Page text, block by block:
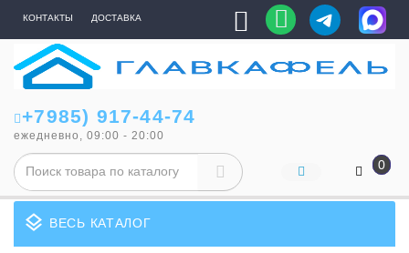
КОНТАКТЫ ДОСТАВКА
+7985) 917-44-74
ежедневно, 09:00 - 20:00
0
layers ВЕСЬ КАТАЛОГ